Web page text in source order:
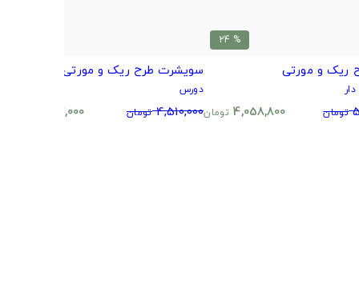
% 24
ریک و مورتی
تومان 4,058,800 تومان
سویشرت طرح ریک و مورتی
دورس
4,510,000 تومان 3,437,000